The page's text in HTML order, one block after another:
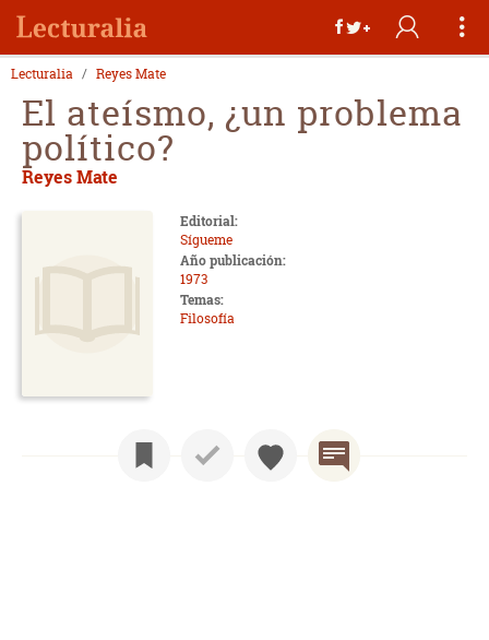
Lecturalia Reyes Mate
El ateísmo, ¿un problema
político?
Reyes Mate
Editorial:
Sígueme
Año publicación:
1973
Temas:
Filosofía